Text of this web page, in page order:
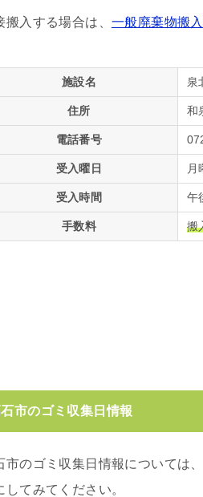
搬入する場合は、 一般廃棄物搬
施設名 泉
住所 和
電話番号
受入曜日 月
受入時間 午
手数料 搬
市のゴミ収集日情報
市のゴミ収集日情報については
してみてください。